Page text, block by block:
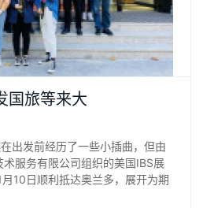
有限公司组织的美国IBS展会观摩团
摩活动。
国旅等来大
出发前经历了一些小插曲，但由
服务有限公司组织的美国IBS展
10日顺利抵达奥兰多，展开为期